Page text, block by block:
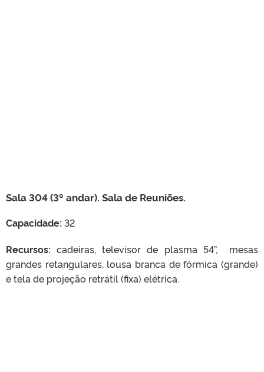
Sala 304 (3º andar). Sala de Reuniões.
Capacidade: 32
Recursos: cadeiras, televisor de plasma 54”, mesas
grandes retangulares, lousa branca de fórmica (grande)
e tela de projeção retrátil (fixa) elétrica.